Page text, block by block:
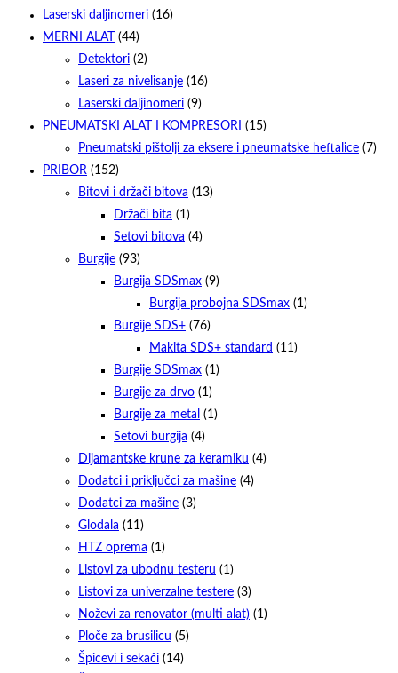
Laserski daljinomeri (16)
MERNI ALAT
(44)
Detektori (2)
Laseri za nivelisanje (16)
Laserski daljinomeri (9)
PNEUMATSKI ALAT I KOMPRESORI
(15)
Pneumatski pištolji za eksere i pneumatske heftalice (7)
PRIBOR (152)
Bitovi i držači bitova (13)
Držači bita (1)
Setovi bitova (4)
Burgije (93)
Burgija SDSmax (9)
Burgija probojna SDSmax (1)
Burgije SDS+ (76)
Makita SDS+ standard (11)
Burgije SDSmax (1)
Burgije za drvo (1)
Burgije za metal (1)
Setovi burgija (4)
Dijamantske krune za keramiku (4)
Dodatci i priključci za mašine (4)
Dodatci za mašine (3)
Glodala (11)
HTZ oprema (1)
Listovi za ubodnu testeru (1)
Listovi za univerzalne testere (3)
Noževi za renovator (multi alat) (1)
Ploče za brusilicu (5)
Špicevi i sekači (14)